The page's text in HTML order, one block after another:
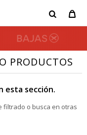
PRODUCTOS
esta sección.
filtrado o busca en otras